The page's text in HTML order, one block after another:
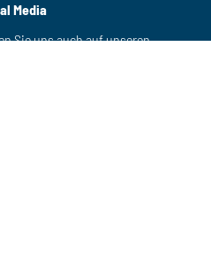
Media
Sie uns auch auf unseren